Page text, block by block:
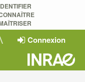
Connexion